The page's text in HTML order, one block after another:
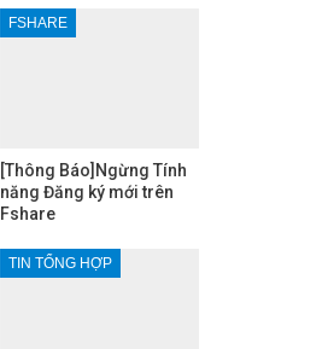
FSHARE
[Thông Báo]Ngừng Tính
năng Đăng ký mới trên
Fshare
TIN TỔNG HỢP